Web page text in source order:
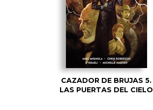
CAZADOR DE BRUJAS 5.
LAS PUERTAS DEL CIELO